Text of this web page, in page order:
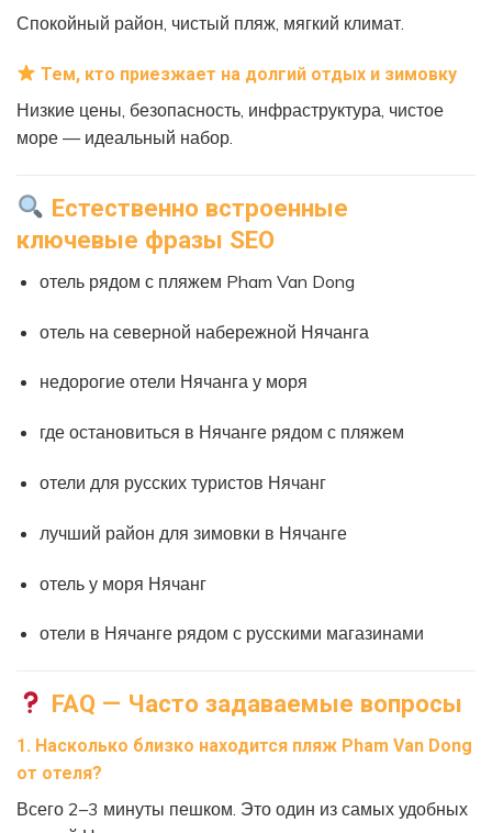
Спокойный район, чистый пляж, мягкий климат.
Тем, кто приезжает на долгий отдых и зимовку
Низкие цены, безопасность, инфраструктура, чистое
море — идеальный набор.
Естественно встроенные
ключевые фразы SEO
отель рядом с пляжем Pham Van Dong
отель на северной набережной Нячанга
недорогие отели Нячанга у моря
где остановиться в Нячанге рядом с пляжем
отели для русских туристов Нячанг
лучший район для зимовки в Нячанге
отель у моря Нячанг
отели в Нячанге рядом с русскими магазинами
FAQ — Часто задаваемые вопросы
1. Насколько близко находится пляж Pham Van Dong
от отеля?
Всего 2–3 минуты пешком. Это один из самых удобных